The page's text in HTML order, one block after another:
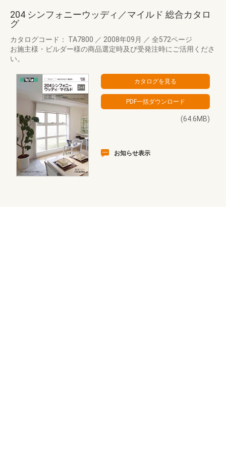
204 シンフォニーウッディ／マイルド 総合カタロ
グ
カタログコード： TA7800 ／ 2008年09月 ／ 全572ページ
お施主様・ビルダー様の商品選定時及び受発注時にご活用くださ
い。
(64.6MB)
お知らせ表示